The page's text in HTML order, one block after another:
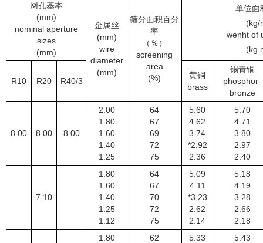
网孔基本
(mm)
nominal aperture
sizes
(mm)
金属丝
(mm)
wire
diameter
(mm)
筛分面积百分
率
（％）
screening
area
(%)
单位面
(kg/
wenht of
R10 R20 R40/3
黄铜
brass
锡青铜
phosphor-
bronze
8.00 8.00 8.00
2.00
1.80
1.60
1.40
1.25
64
67
69
72
75
5.60
4.62
3.74
*2.92
2.36
5.70
4.71
3.80
2.97
2.40
7.10
1.80
1.60
1.40
1.25
1.12
64
67
70
72
75
5.09
4.11
*3.23
2.62
2.14
5.18
4.19
3.28
2.66
2.18
1.80
62
5.33
5.43